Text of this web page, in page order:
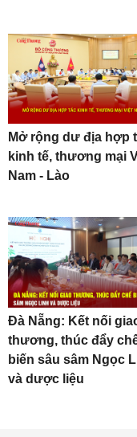
Mở rộng dư địa hợp
kinh tế, thương mại
Nam - Lào
Đà Nẵng: Kết nối
thương, thúc đẩy
biến sâu sâm Ngọc
và dược liệu